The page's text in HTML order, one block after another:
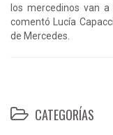
los mercedinos van
comentó Lucía
de Mercedes.
CATEGORÍAS